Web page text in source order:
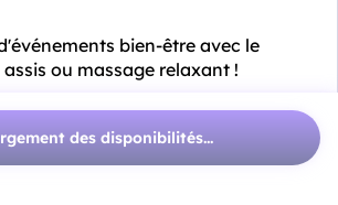
bien-être avec le
ou massage relaxant !
où dans le lieu de votre choix !
Rhône ain
des disponibilités...